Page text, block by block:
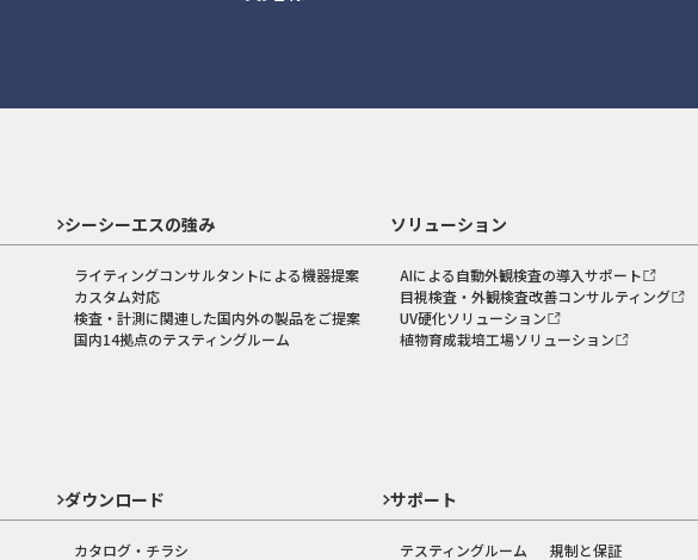
シーシーエスの強み
ライティングコンサルタントによる機器提案
カスタム対応
検査・計測に関連した国内外の製品をご提案
国内14拠点のテスティングルーム
ソリューション
AIによる自動外観検査の導入サポート
目視検査・外観検査改善コンサルティング
UV硬化ソリューション
植物育成栽培工場ソリューション
ダウンロード
カタログ・チラシ
サポート
テスティングルーム
規制と保証